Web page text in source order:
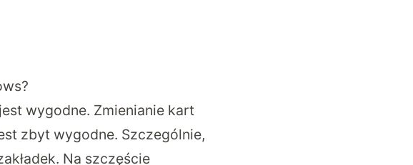
wygodne. Zmienianie kart
zbyt wygodne. Szczególnie,
Na szczęście